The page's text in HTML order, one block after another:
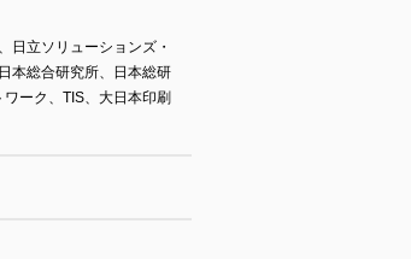
日立ソリューションズ・
本総合研究所、日本総研
ーク、TIS、大日本印刷